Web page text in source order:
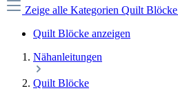
Zeige alle Kategorien Quilt Blöcke
Quilt Blöcke anzeigen
Nähanleitungen
Quilt Blöcke